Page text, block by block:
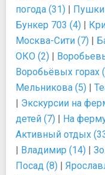
погода (31) |
Бункер 703 (4) |
Москва-Сити (7) |
ОКО (2) |
Воробьёвых горах
Мельникова (5) |
| Экскурсии на
детей (7) | На
Активный отдых
| Владимир (14) |
Посад (8) |